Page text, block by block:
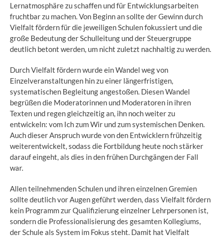
Lernatmosphäre zu schaffen und für Entwicklungsarbeiten
fruchtbar zu machen. Von Beginn an sollte der Gewinn durch
Vielfalt fördern für die jeweiligen Schulen fokussiert und die
große Bedeutung der Schulleitung und der Steuergruppe
deutlich betont werden, um nicht zuletzt nachhaltig zu werden.
Durch Vielfalt fördern wurde ein Wandel weg von
Einzelveranstaltungen hin zu einer längerfristigen,
systematischen Begleitung angestoßen. Diesen Wandel
begrüßen die Moderatorinnen und Moderatoren in ihren
Texten und regen gleichzeitig an, ihn noch weiter zu
entwickeln: vom Ich zum Wir und zum systemischen Denken.
Auch dieser Anspruch wurde von den Entwicklern frühzeitig
weiterentwickelt, sodass die Fortbildung heute noch stärker
darauf eingeht, als dies in den frühen Durchgängen der Fall
war.
Allen teilnehmenden Schulen und ihren einzelnen Gremien
sollte deutlich vor Augen geführt werden, dass Vielfalt fördern
kein Programm zur Qualifizierung einzelner Lehrpersonen ist,
sondern die Professionalisierung des gesamten Kollegiums,
der Schule als System im Fokus steht. Damit hat Vielfalt